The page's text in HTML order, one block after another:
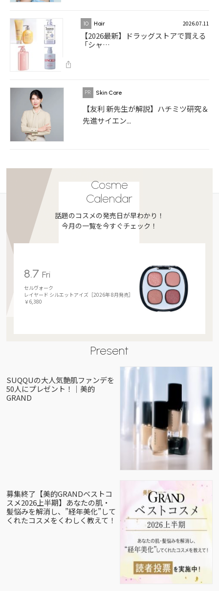
10 Hair 2026.07.11
【2026最新】ドラッグストアで買える
「シャ…
Skin Care
【友利 新先生が解説】ハチミツ研究＆
先進サイエン...
Cosme
Calendar
話題のコスメの発売日が早わかり！
今月の一覧を今すぐチェック！
8.7Fri
セルヴォーク
レイヤード シルエットアイズ［2026年 8月発売］
￥6,380
Present
SUQQUの大人気艶肌ファンデを
50人にプレゼント！｜美的
GRAND
募集終了【美的GRANDベストコ
スメ2026上半期】あなたの肌・
髪悩みを解消し、”経年美化”して
くれたコスメをくわしく教えて！